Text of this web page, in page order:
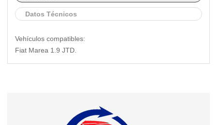
Datos Técnicos
Vehículos compatibles:
Fiat Marea 1.9 JTD.